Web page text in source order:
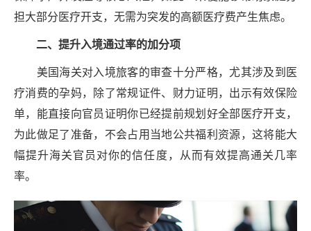
担大部分医疗开支，无需为突发的高额医疗费产生焦虑。
二、 提升入境通过率的加分项
美国海关对入境旅客的审查十分严格，尤其涉及到医
疗消费的孕妈，除了常规证件、财力证明，出示有效保险
单，能直接向官员证明你已经提前规划好全部医疗开支，
为此做足了准备，不会占用当地公共福利资源，这将能大
幅提升海关官员对你的信任度，从而有效提高通关几率
率。